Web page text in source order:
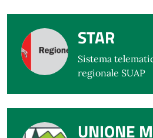
STAR
Sistema
regionale SUAP
UNIONE